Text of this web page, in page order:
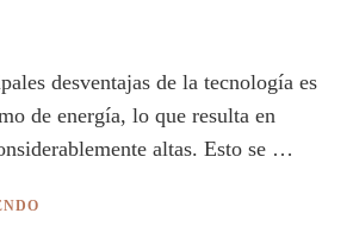
desventajas de la tecnología es
de energía, lo que resulta en
altas. Esto se …